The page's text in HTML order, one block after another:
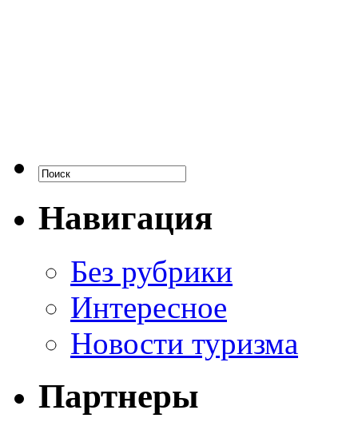
Навигация
Без рубрики
Интересное
Новости туризма
Партнеры